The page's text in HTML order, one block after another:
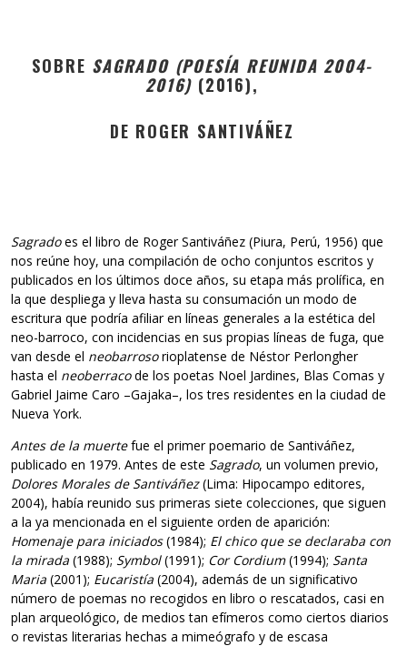
SOBRE SAGRADO (POESÍA REUNIDA 2004-
2016) (2016),
DE ROGER SANTIVÁÑEZ
Sagradoes el libro de Roger Santiváñez (Piura, Perú, 1956) que
nos reúne hoy, una compilación de ocho conjuntos escritos y
publicados en los últimos doce años, su etapa más prolífica, en
la que despliega y lleva hasta su consumación un modo de
escritura que podría afiliar en líneas generales a la estética del
neo-barroco, con incidencias en sus propias líneas de fuga, que
van desde el neobarrosorioplatense de Néstor Perlongher
hasta el neoberracode los poetas Noel Jardines, Blas Comas y
Gabriel Jaime Caro –Gajaka–, los tres residentes en la ciudad de
Nueva York.
Antes de la muertefue el primer poemario de Santiváñez,
publicado en 1979. Antes de este Sagrado, un volumen previo,
Dolores Morales de Santiváñez(Lima: Hipocampo editores,
2004), había reunido sus primeras siete colecciones, que siguen
a la ya mencionada en el siguiente orden de aparición:
Homenaje para iniciados(1984); El chico que se declaraba con
la mirada (1988); Symbol(1991); Cor Cordium(1994); Santa
Maria (2001); Eucaristía (2004), además de un significativo
número de poemas no recogidos en libro o rescatados, casi en
plan arqueológico, de medios tan efímeros como ciertos diarios
o revistas literarias hechas a mimeógrafo y de escasa